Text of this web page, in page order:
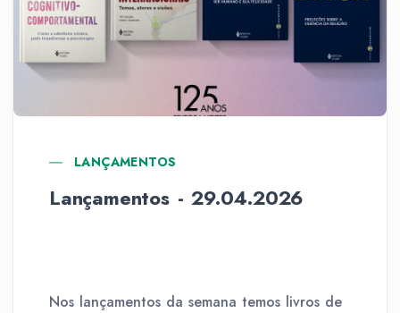
LANÇAMENTOS
Lançamentos - 29.04.2026
Nos lançamentos da semana temos livros de